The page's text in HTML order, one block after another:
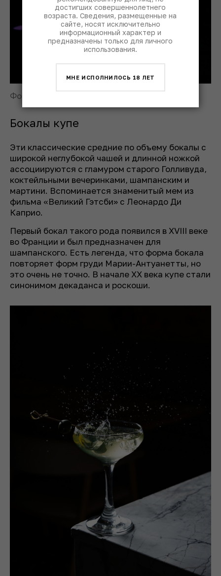
Фото: © Clovis Wood / Unsplash
Бокалы купе
Эти классические средние по объему бокалы с
широкой неглубокой чашей и длинной ножкой
ассоциируются с гламуром старого Голливуда,
коктейльными вечеринками, шампанским и
мартини. Вспоминается знаменитый мем из
фильма «Великий Гэтсби» с Леонардо Ди
Каприо.
Первый бокал такого рода появился в XVIII веке
во Франции и был предназначен для
шампанского. Есть легенда, что форма бокала
повторяет форм груди Марии-Антуанетты, но
это очень не точно. В начале XX века купе стали
синонимом декаданса и роскоши.
достигших совершеннолетнего
возраста. Сведения, размещенные на
сайте, носят исключительно
информационный характер и
предназначены только для личного
использования.
МНЕ ИСПОЛНИЛОСЬ 18 ЛЕТ